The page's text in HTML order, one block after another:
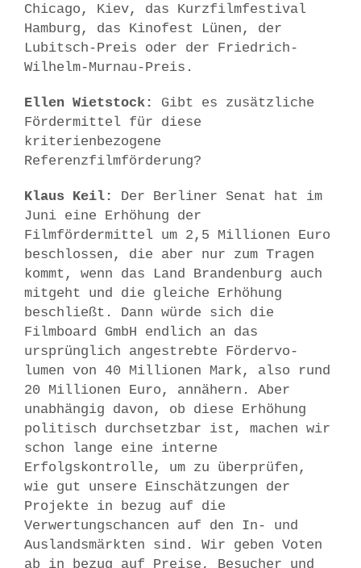
Chicago, Kiev, das Kurzfilmfestival
Hamburg, das Kinofest Lünen, der
Lubitsch-Preis oder der Friedrich-
Wilhelm-Murnau-Preis.
Ellen Wietstock:
Gibt es zusätzliche
Fördermittel für diese
kriterienbezogene
Referenzfilmförderung?
Klaus Keil: Der Berliner Senat hat im
Juni eine Erhöhung der
Filmfördermittel um 2,5 Millionen Euro
beschlossen, die aber nur zum Tragen
kommt, wenn das Land Brandenburg auch
mitgeht und die gleiche Erhöhung
beschließt. Dann würde sich die
Filmboard GmbH endlich an das
ursprünglich angestrebte Fördervo-
lumen von 40 Millionen Mark, also rund
20 Millionen Euro, annähern. Aber
unabhängig davon, ob diese Erhöhung
politisch durchsetzbar ist, machen wir
schon lange eine interne
Erfolgskontrolle, um zu überprüfen,
wie gut unsere Einschätzungen der
Projekte in bezug auf die
Verwertungschancen auf den In- und
Auslandsmärkten sind. Wir geben Voten
ab in bezug auf Preise, Besucher und